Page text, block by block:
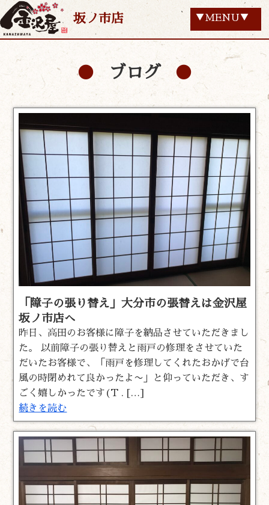
坂ノ市店 ▼MENU▼
ブログ
「障子の張り替え」大分市の張替えは金沢屋
坂ノ市店へ
昨日、高田のお客様に障子を納品させていただきまし
た。 以前障子の張り替えと雨戸の修理をさせていた
だいたお客様で、「雨戸を修理してくれたおかげで台
風の時閉めれて良かったよ〜」と仰っていただき、す
ごく嬉しかったです(T . […]
続きを読む